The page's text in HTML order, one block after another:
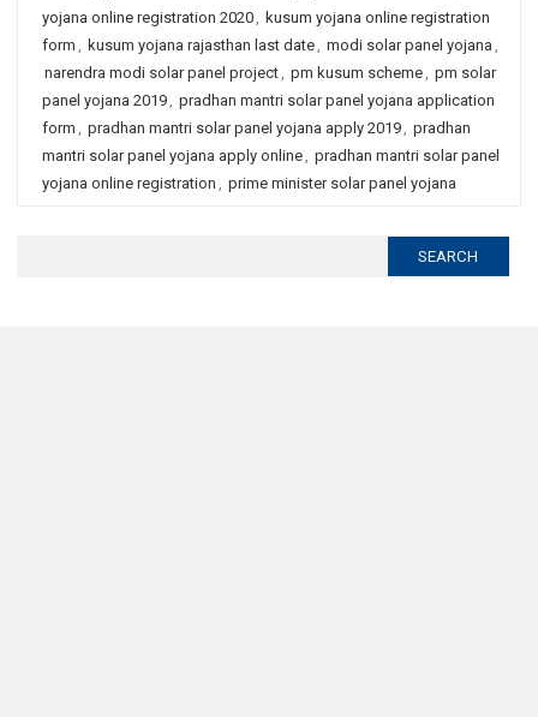
yojana online registration 2020, kusum yojana online registration
form , kusum yojana rajasthan last date, modi solar panel yojana ,
narendra modi solar panel project, pm kusum scheme, pm solar
panel yojana 2019, pradhan mantri solar panel yojana application
form , pradhan mantri solar panel yojana apply 2019, pradhan
mantri solar panel yojana apply online, pradhan mantri solar panel
yojana online registration , prime minister solar panel yojana